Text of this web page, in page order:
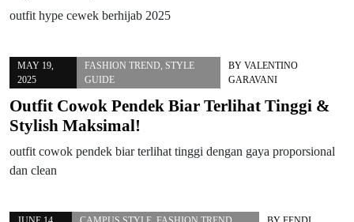
outfit hype cewek berhijab 2025
MAY 19,
2025
FASHION TREND STYLE
GUIDE
BY VALENTINO
GARAVANI
Outfit Cowok Pendek Biar Terlihat Tinggi &
Stylish Maksimal!
outfit cowok pendek biar terlihat tinggi dengan gaya proporsional
dan clean